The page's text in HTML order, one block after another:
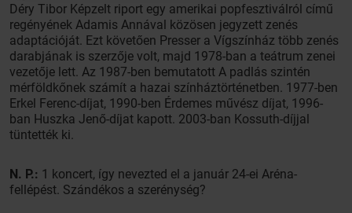
Déry Tibor Képzelt riport egy amerikai popfesztiválról című
regényének Adamis Annával közösen jegyzett zenés
adaptációját. Ezt követően Presser a Vígszínház több zenés
darabjának is szerzője volt, majd 1978-ban a teátrum zenei
vezetője lett. Az 1987-ben bemutatott A padlás szintén
mérföldkőnek számít a hazai színháztörténetben. 1977-ben
Erkel Ferenc-díjat, 1990-ben Érdemes művész díjat, 1996-
ban Huszka Jenő-díjat kapott. 2003-ban Kossuth-díjjal
tüntették ki.
N. P.: 1 koncert, így nevezted el a január 24-ei Aréna-
fellépést. Szándékos a szerénység?